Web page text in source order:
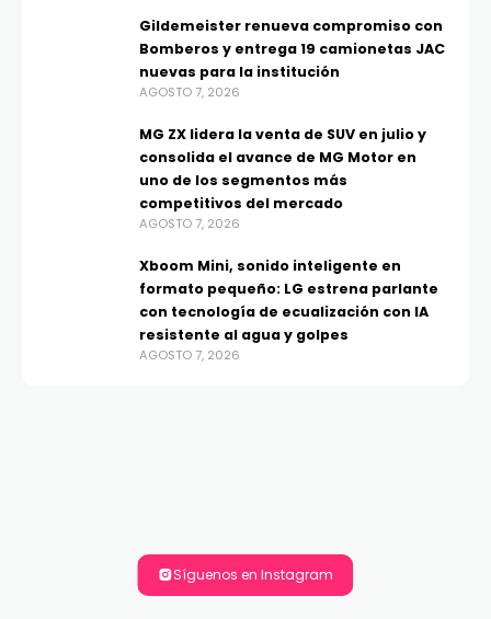
Gildemeister renueva compromiso con
Bomberos y entrega 19 camionetas JAC
nuevas para la institución
AGOSTO 7, 2026
MG ZX lidera la venta de SUV en julio y
consolida el avance de MG Motor en
uno de los segmentos más
competitivos del mercado
AGOSTO 7, 2026
Xboom Mini, sonido inteligente en
formato pequeño: LG estrena parlante
con tecnología de ecualización con IA
resistente al agua y golpes
AGOSTO 7, 2026
Síguenos en Instagram